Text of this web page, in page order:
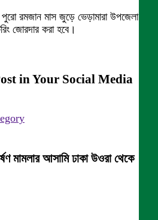
রমজান মাস জুড়ে ভেড়ামারা উপজেলা
জোরদার করা হবে।
in Your Social Media
মামলার আসামি ঢাকা উওরা থেকে